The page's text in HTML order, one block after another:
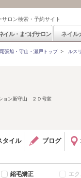
ロン検索・予約サイト
イル・まつげサロン ネイル
張旭・守山・瀬戸トップ> ルス
ョン新守山 ２Ｄ号室
タイル ブログ
縮毛矯正
エ